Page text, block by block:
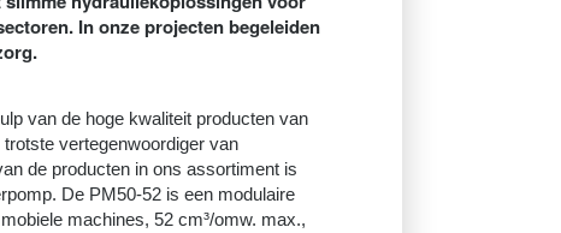
In onze projecten begeleiden
van de hoge kwaliteit producten van
vertegenwoordiger van
de producten in ons assortiment is
. De PM50-52 is een modulaire
machines, 52 cm³/omw. max.,